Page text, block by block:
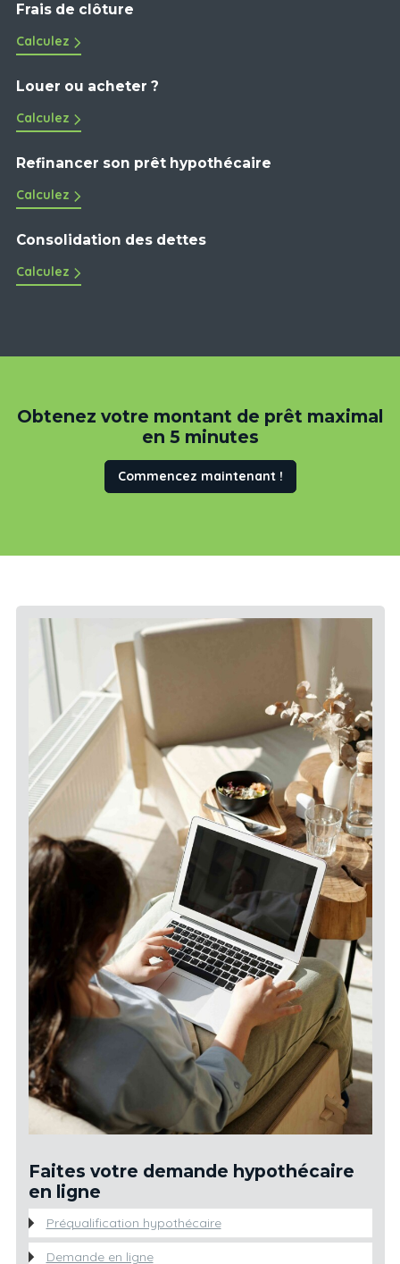
Frais de clôture
Calculez
Louer ou acheter ?
Calculez
Refinancer son prêt hypothécaire
Calculez
Consolidation des dettes
Calculez
Obtenez votre montant de prêt maximal
en 5 minutes
Commencez maintenant !
Faites votre demande hypothécaire
en ligne
Préqualification hypothécaire
Demande en ligne